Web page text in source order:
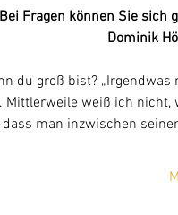
Bei Fragen können Sie sich
Dominik
du groß bist?
Mittlerweile weiß ich
man inzwischen